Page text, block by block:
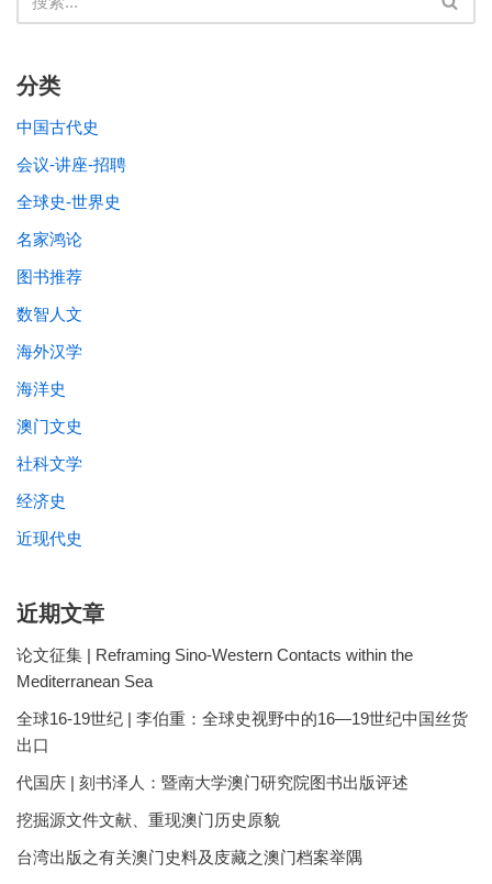
分类
中国古代史
会议-讲座-招聘
全球史-世界史
名家鸿论
图书推荐
数智人文
海外汉学
海洋史
澳门文史
社科文学
经济史
近现代史
近期文章
论文征集 | Reframing Sino-Western Contacts within the
Mediterranean Sea
全球16-19世纪 | 李伯重：全球史视野中的16—19世纪中国丝货
出口
代国庆 | 刻书泽人：暨南大学澳门研究院图书出版评述
挖掘源文件文献、重现澳门历史原貌
台湾出版之有关澳门史料及庋藏之澳门档案举隅